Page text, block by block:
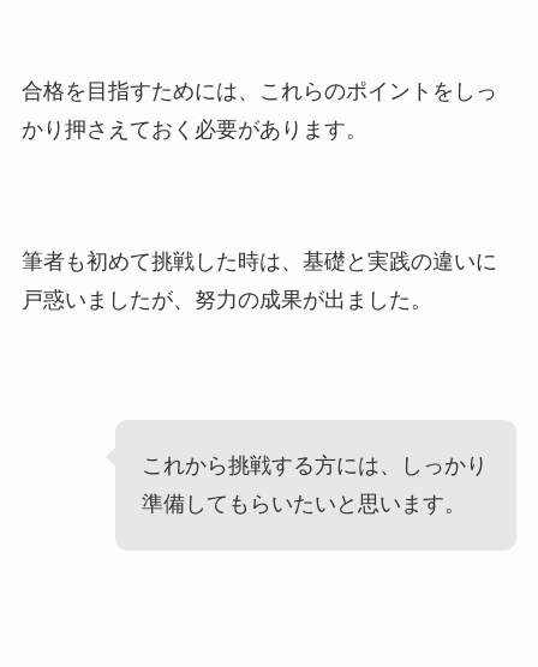
合格を目指すためには、これらのポイントをしっ
かり押さえておく必要があります。
筆者も初めて挑戦した時は、基礎と実践の違いに
戸惑いましたが、努力の成果が出ました。
これから挑戦する方には、しっかり
準備してもらいたいと思います。